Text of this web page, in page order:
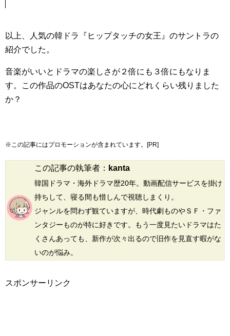
以上、人気の韓ドラ『ヒップタッチの女王』のサントラの
紹介でした。
音楽がいいとドラマの楽しさが２倍にも３倍にもなりま
す。この作品のOSTはあなたの心にどれくらい残りました
か？
※この記事にはプロモーションが含まれています。[PR]
この記事の執筆者： kanta
韓国ドラマ・海外ドラマ歴20年。動画配信サービスを掛け
持ちして、寝る間も惜しんで視聴しまくり。
ジャンルを問わず観ていますが、時代劇ものやＳＦ・ファ
ンタジーものが特に好きです。もう一度見たいドラマはた
くさんあっても、新作が次々出るので旧作を見直す暇がな
いのが悩み。
スポンサーリンク